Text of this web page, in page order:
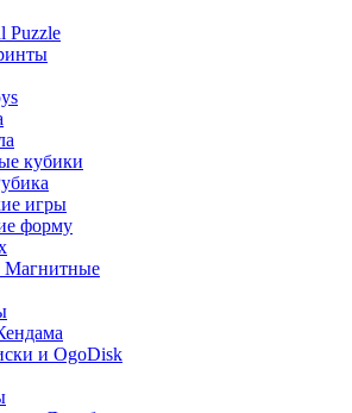
Puzzle
кубики
игры
форму
Магнитные
и OgoDisk